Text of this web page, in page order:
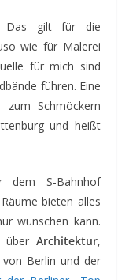
Das gilt für die
wie für Malerei
für mich sind
führen. Eine
zum Schmöckern
und heißt
S-Bahnhof
bieten alles
wünschen kann.
überArchitektur,
Berlin und der